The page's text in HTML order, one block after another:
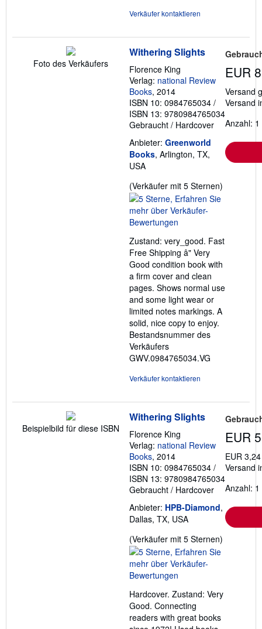
Verkäufer kontaktieren
Foto des Verkäufers
Withering Slights
Florence King
Verlag: national Review
Books, 2014
ISBN 10: 0984765034 /
ISBN 13: 9780984765034
Gebraucht / Hardcover
Anbieter: Greenworld
Books, Arlington, TX,
USA
(Verkäufer mit 5 Sternen)
Zustand: very_good. Fast
Free Shipping â" Very
Good condition book with
a firm cover and clean
pages. Shows normal use
and some light wear or
limited notes markings. A
solid, nice copy to enjoy.
Bestandsnummer des
Verkäufers
GWV.0984765034.VG
Verkäufer kontaktieren
EUR
Versand
Versand
Anzahl:
Beispielbild für diese ISBN
Withering Slights
Florence King
Verlag: national Review
Books, 2014
ISBN 10: 0984765034 /
ISBN 13: 9780984765034
Gebraucht / Hardcover
Anbieter: HPB-Diamond,
Dallas, TX, USA
(Verkäufer mit 5 Sternen)
Hardcover. Zustand: Very
Good. Connecting
readers with great books
EUR
EUR
Versand
Anzahl: